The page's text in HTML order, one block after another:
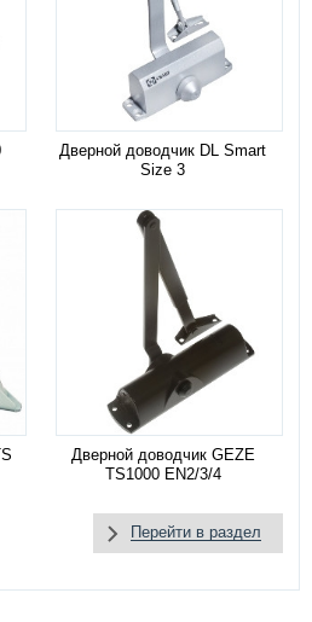
Дверной доводчик DL Smart
Size 3
Дверной доводчик GEZE
TS1000 EN2/3/4
Перейти в раздел